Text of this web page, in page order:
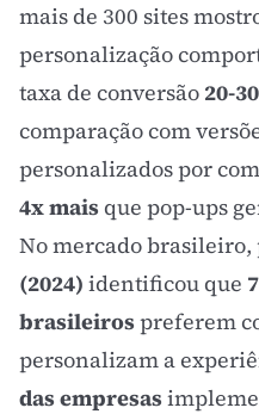
mais de 300 sites
personalização
taxa de conversão 20-
comparação com
personalizados por
4x mais que pop-ups
No mercado brasileiro,
(2024) identificou que
brasileiros preferem
personalizam a
das empresas